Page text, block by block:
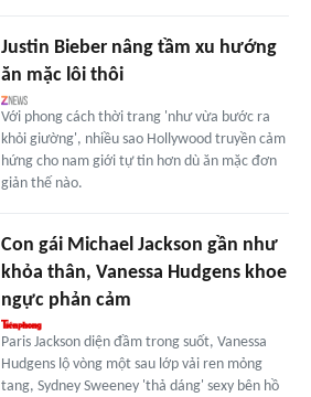
Justin Bieber nâng tầm xu hướng
ăn mặc lôi thôi
Với phong cách thời trang 'như vừa bước ra
khỏi giường', nhiều sao Hollywood truyền cảm
hứng cho nam giới tự tin hơn dù ăn mặc đơn
giản thế nào.
Con gái Michael Jackson gần như
khỏa thân, Vanessa Hudgens khoe
ngực phản cảm
Paris Jackson diện đầm trong suốt, Vanessa
Hudgens lộ vòng một sau lớp vải ren mỏng
tang, Sydney Sweeney 'thả dáng' sexy bên hồ